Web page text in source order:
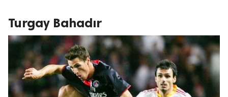
Turgay Bahadır